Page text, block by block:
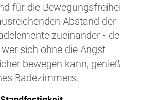
für die Bewegungsfreiheit
Abstand der
zueinander - der
sich ohne die Angst
bewegen kann, genießt
Badezimmers.